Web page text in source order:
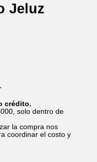
Jeluz
crédito.
solo dentro de
la compra nos
coordinar el costo y